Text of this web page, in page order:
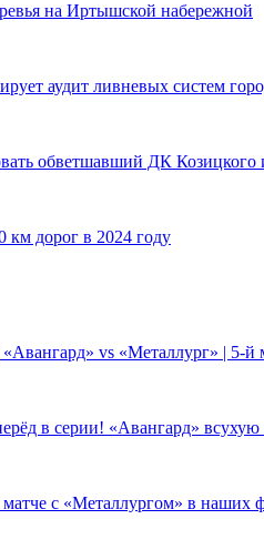
на Иртышской набережной
аудит ливневых систем
обветшавший ДК Козицкого
км дорог в 2024 году
vs «Металлург» | 5-
в серии! «Авангард»
с «Металлургом» в наших